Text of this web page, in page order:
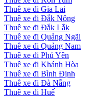
Thuê xe đi Gia Lai
Thuê xe đi Đắk Nông
Thuê xe đi Đắk Lắk
Thuê xe đi Quảng Ngãi
Thuê xe đi Quảng Nam
Thuê xe đi Phú Yên
Thuê xe đi Khánh Hòa
Thuê xe đi Bình Định
Thuê xe đi Đà Nẵng
Thuê xe đi Huế